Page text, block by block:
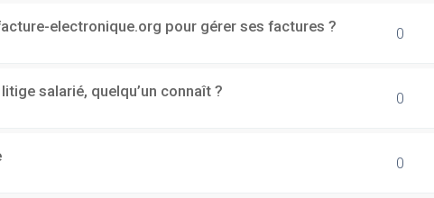
electronique.org pour gérer ses factures ? 0
salarié, quelqu’un connaît ? 0
0